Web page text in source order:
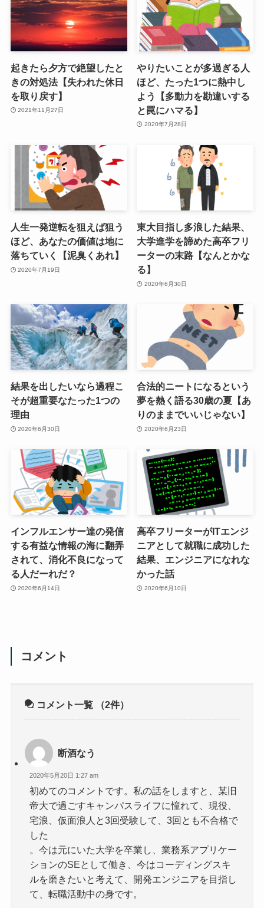
起きたら夕方で絶望したと
きの対処法【失われた休日
を取り戻す】
2021年11月27日
やりたいことが多過ぎる人
ほど、たった1つに熱中し
よう【多動力を勘違いする
と罠にハマる】
2020年7月28日
人生一発逆転を狙えば狙う
ほど、あなたの価値は地に
落ちていく【泥臭くあれ】
2020年7月19日
東大目指し多浪した結果、
大学進学を諦めた高卒フリ
ーターの末路【なんとかな
る】
2020年6月30日
結果を出したいなら過程こ
そが超重要なたった1つの
理由
2020年6月30日
合法的ニートになるという
夢を熱く語る30歳の夏【あ
りのままでいいじゃない】
2020年6月23日
インフルエンサー達の発信
する有益な情報の海に翻弄
されて、消化不良になって
る人だーれだ？
2020年6月14日
高卒フリーターがITエンジ
ニアとして就職に成功した
結果、エンジニアになれな
かった話
2020年6月10日
コメント
コメント一覧 （2件）
断酒なう
2020年5月20日 1:27 am
初めてのコメントです。私の話をしますと、某旧
帝大で過ごすキャンパスライフに憧れて、現役、
宅浪、仮面浪人と3回受験して、3回とも不合格で
した
。今は元にいた大学を卒業し、業務系アプリケー
ションのSEとして働き、今はコーディングスキ
ルを磨きたいと考えて、開発エンジニアを目指し
て、転職活動中の身です。